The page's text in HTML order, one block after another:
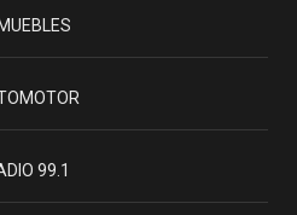
99.1